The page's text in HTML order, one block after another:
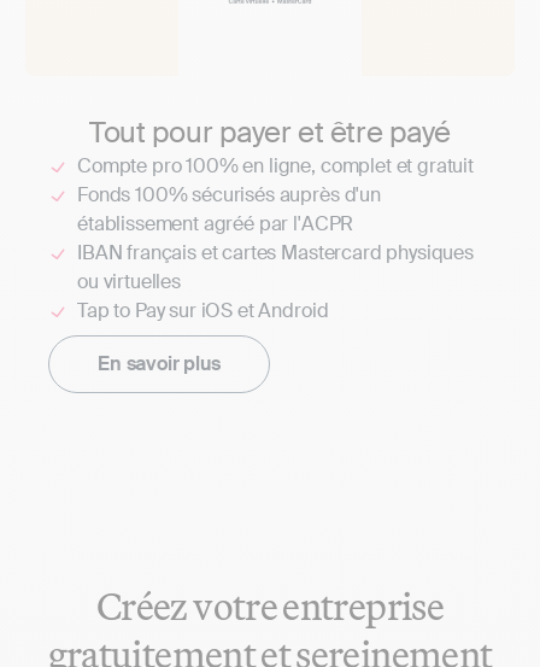
Tout pour payer et être payé
Compte pro 100% en ligne, complet et gratuit
Fonds 100% sécurisés auprès d'un
établissement agréé par l'ACPR
IBAN français et cartes Mastercard physiques
ou virtuelles
Tap to Pay sur iOS et Android
En savoir plus
Créez votre entreprise
gratuitement et sereinement